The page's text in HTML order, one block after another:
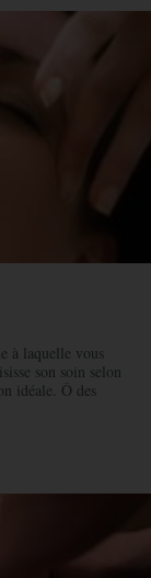
à laquelle vous
son soin selon
idéale. Ô des